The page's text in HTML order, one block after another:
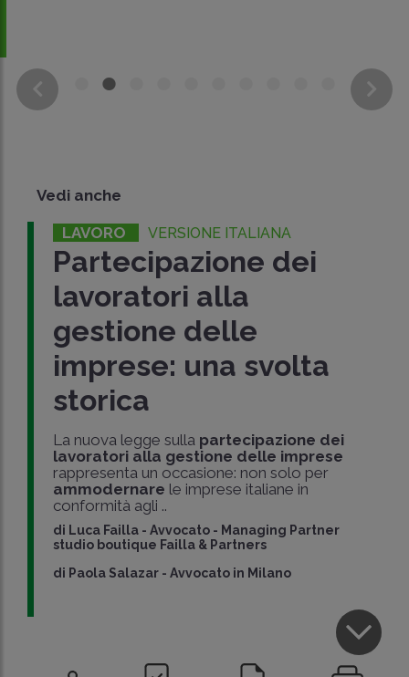
Vedi anche
LAVORO VERSIONE ITALIANA
Partecipazione dei
lavoratori alla
gestione delle
imprese: una svolta
storica
La nuova legge sulla partecipazione dei
lavoratori alla gestione delle imprese
rappresenta un occasione: non solo per
ammodernare le imprese italiane in
conformità agli ..
di Luca Failla -Avvocato - Managing Partner
studio boutique Failla & Partners
di Paola Salazar -Avvocato in Milano